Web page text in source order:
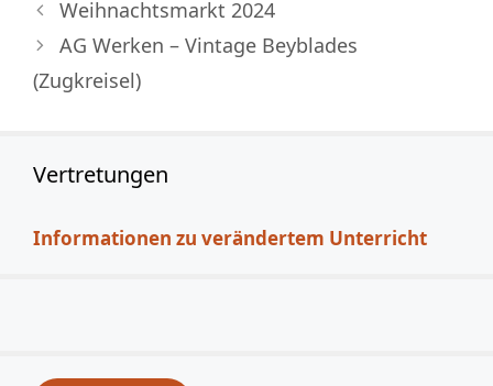
Weihnachtsmarkt 2024
AG Werken – Vintage Beyblades
(Zugkreisel)
Vertretungen
Informationen zu verändertem Unterricht